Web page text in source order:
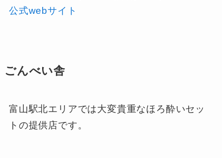
公式webサイト
ごんべい舎
富山駅北エリアでは大変貴重なほろ酔いセッ
トの提供店です。